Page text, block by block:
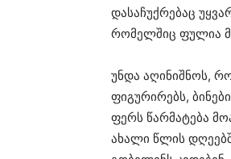
დასაჩუქრებაც
რომელშიც ფულია
უნდა აღინიშნოს,
ფიგურირებს,
ფერს წარმატება
ახალი წლის